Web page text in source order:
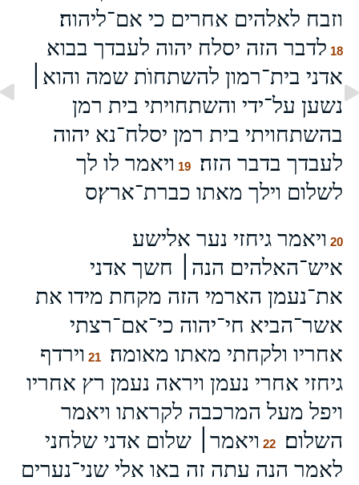
וזבח לאלהים אחרים כי אם־ליהוה׃
18 לדבר הזה יסלח יהוה לעבדך בבוא
אדני בית־רמון להשתחוֺת שמה והוא׀
נשען על־ידי והשתחויתי בית רמן
בהשתחויתי בית רמן יסלח־נא יהוה
לעבדך בדבר הזה׃
19 ויאמר לו לך
לשלום וילך מאתו כברת־ארץ׃ס
20 ויאמר גיחזי נער אלישע
איש־האלהים הנה׀ חשך אדני
את־נעמן הארמי הזה מקחת מידו את
אשר־הביא חי־יהוה כי־אם־רצתי
אחריו ולקחתי מאתו מאומה׃
21 וירדף
גיחזי אחרי נעמן ויראה נעמן רץ אחריו
ויפל מעל המרכבה לקראתו ויאמר
השלום׃
22 ויאמר׀ שלום אדני שלחני
לאמר הנה עתה זה באו אלי שני־נערים